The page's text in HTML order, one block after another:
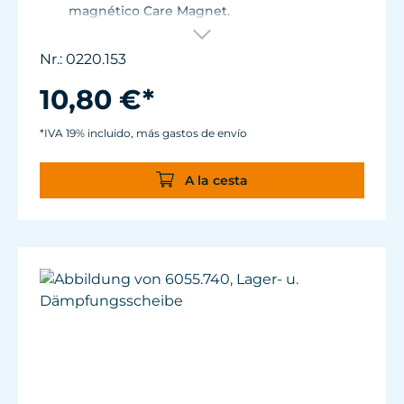
magnético Care Magnet.
Para Care Magnet 0220.010, 0220.015, 0220.020
Plástico de alto rendimiento resistente al
desgaste.
Nr.: 0220.153
10,80 €*
*IVA 19% incluido, más gastos de envío
A la cesta